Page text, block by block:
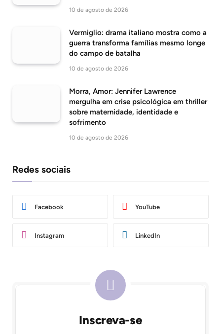
10 de agosto de 2026
Vermiglio: drama italiano mostra como a
guerra transforma famílias mesmo longe
do campo de batalha
10 de agosto de 2026
Morra, Amor: Jennifer Lawrence
mergulha em crise psicológica em thriller
sobre maternidade, identidade e
sofrimento
10 de agosto de 2026
Redes sociais
Facebook YouTube
Instagram LinkedIn
Inscreva-se